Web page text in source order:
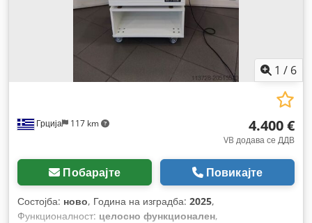
1 / 6
Грција 117 km 4.400 €
VB додава се ДДВ
Побарајте Повикајте
Состојба: ново, Година на изградба: 2025,
Функционалност: целосно функционален,